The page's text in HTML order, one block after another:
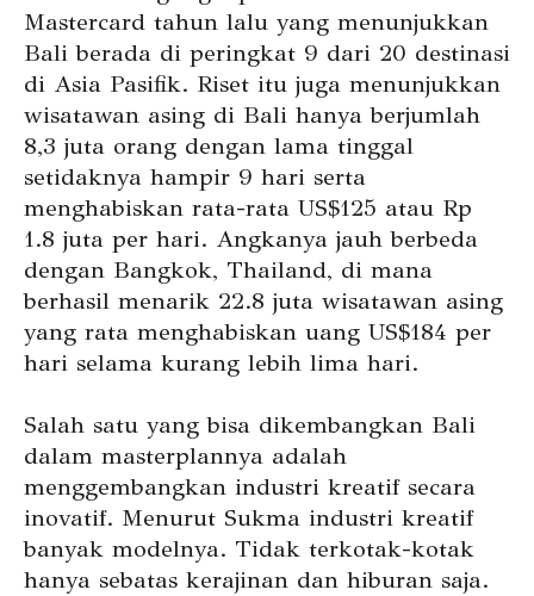
Mastercard tahun lalu yang menunjukkan
Bali berada di peringkat 9 dari 20 destinasi
di Asia Pasifik. Riset itu juga menunjukkan
wisatawan asing di Bali hanya berjumlah
8,3 juta orang dengan lama tinggal
setidaknya hampir 9 hari serta
menghabiskan rata-rata US$125 atau Rp
1.8 juta per hari. Angkanya jauh berbeda
dengan Bangkok, Thailand, di mana
berhasil menarik 22.8 juta wisatawan asing
yang rata menghabiskan uang US$184 per
hari selama kurang lebih lima hari.
Salah satu yang bisa dikembangkan Bali
dalam masterplannya adalah
menggembangkan industri kreatif secara
inovatif. Menurut Sukma industri kreatif
banyak modelnya. Tidak terkotak-kotak
hanya sebatas kerajinan dan hiburan saja.